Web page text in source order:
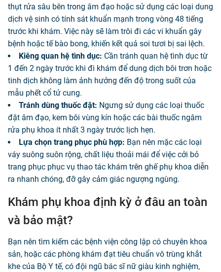
thụt rửa sâu bên trong âm đạo hoặc sử dụng các loại dung
dịch vệ sinh có tính sát khuẩn mạnh trong vòng 48 tiếng
trước khi khám. Việc này sẽ làm trôi đi các vi khuẩn gây
bệnh hoặc tế bào bong, khiến kết quả soi tươi bị sai lệch.
Kiêng quan hệ tình dục: Cần tránh quan hệ tình dục từ
1 đến 2 ngày trước khi đi khám để dung dịch bôi trơn hoặc
tinh dịch không làm ảnh hưởng đến độ trong suốt của
mẫu phết cổ tử cung.
Tránh dùng thuốc đặt: Ngưng sử dụng các loại thuốc
đặt âm đạo, kem bôi vùng kín hoặc các bài thuốc ngâm
rửa phụ khoa ít nhất 3 ngày trước lịch hẹn.
Lựa chọn trang phục phù hợp: Bạn nên mặc các loại
váy suông suôn rộng, chất liệu thoải mái để việc cởi bỏ
trang phục phục vụ thao tác khám trên ghế phụ khoa diễn
ra nhanh chóng, đỡ gây cảm giác ngượng ngùng.
Khám phụ khoa định kỳ ở đâu an toàn
và bảo mật?
Bạn nên tìm kiếm các bệnh viện công lập có chuyên khoa
sản, hoặc các phòng khám đạt tiêu chuẩn vô trùng khắt
khe của Bộ Y tế, có đội ngũ bác sĩ nữ giàu kinh nghiệm,